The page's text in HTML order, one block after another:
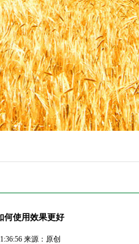
何使用效果更好
来源：原创